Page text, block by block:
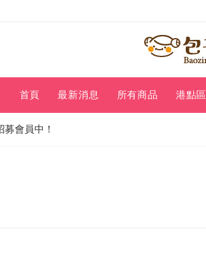
首頁 最新消息 所有商品 港點區
會員中！